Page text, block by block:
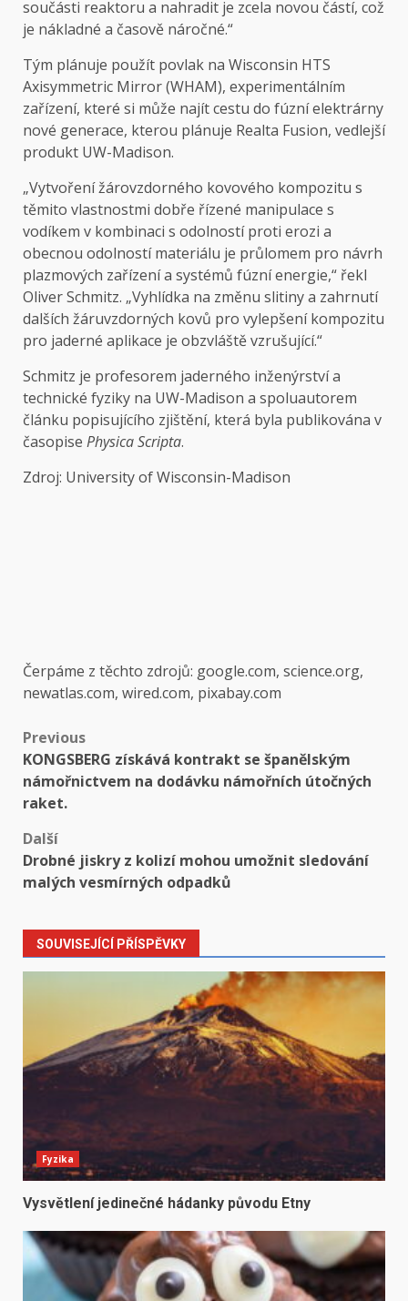
součásti reaktoru a nahradit je zcela novou částí, což
je nákladné a časově náročné.“
Tým plánuje použít povlak na Wisconsin HTS
Axisymmetric Mirror (WHAM), experimentálním
zařízení, které si může najít cestu do fúzní elektrárny
nové generace, kterou plánuje Realta Fusion, vedlejší
produkt UW-Madison.
„Vytvoření žárovzdorného kovového kompozitu s
těmito vlastnostmi dobře řízené manipulace s
vodíkem v kombinaci s odolností proti erozi a
obecnou odolností materiálu je průlomem pro návrh
plazmových zařízení a systémů fúzní energie,“ řekl
Oliver Schmitz. „Vyhlídka na změnu slitiny a zahrnutí
dalších žáruvzdorných kovů pro vylepšení kompozitu
pro jaderné aplikace je obzvláště vzrušující.“
Schmitz je profesorem jaderného inženýrství a
technické fyziky na UW-Madison a spoluautorem
článku popisujícího zjištění, která byla publikována v
časopise Physica Scripta.
Zdroj: University of Wisconsin-Madison
Čerpáme z těchto zdrojů: google.com, science.org,
newatlas.com, wired.com, pixabay.com
Post
navigation
Previous
KONGSBERG získává kontrakt se španělským
námořnictvem na dodávku námořních útočných
raket.
Další
Drobné jiskry z kolizí mohou umožnit sledování
malých vesmírných odpadků
SOUVISEJÍCÍ PŘÍSPĚVKY
Fyzika
Vysvětlení jedinečné hádanky původu Etny